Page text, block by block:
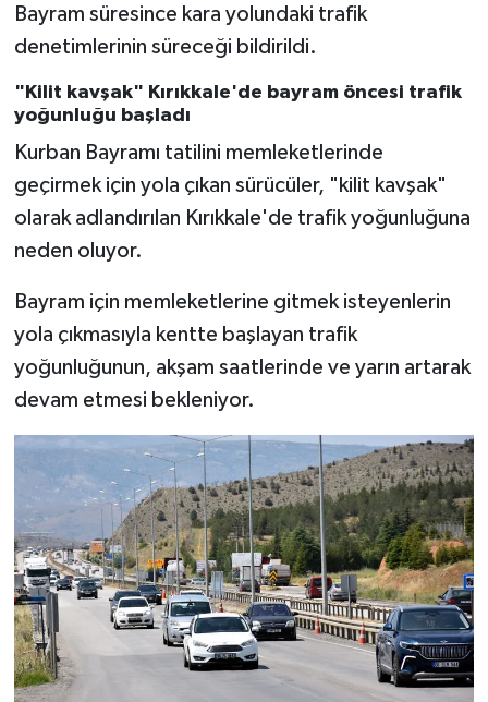
Bayram süresince kara yolundaki trafik
denetimlerinin süreceği bildirildi.
"Kilit kavşak" Kırıkkale'de bayram öncesi trafik
yoğunluğu başladı
Kurban Bayramı tatilini memleketlerinde
geçirmek için yola çıkan sürücüler, "kilit kavşak"
olarak adlandırılan Kırıkkale'de trafik yoğunluğuna
neden oluyor.
Bayram için memleketlerine gitmek isteyenlerin
yola çıkmasıyla kentte başlayan trafik
yoğunluğunun, akşam saatlerinde ve yarın artarak
devam etmesi bekleniyor.